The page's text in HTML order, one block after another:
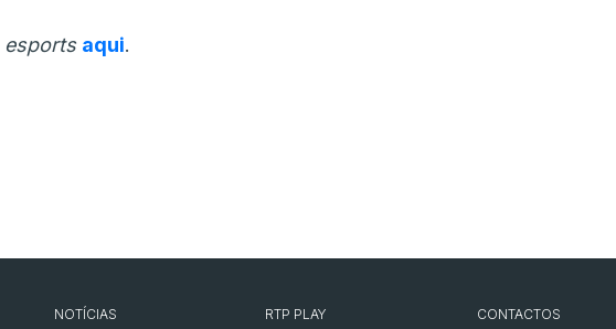
esports aqui.
NOTÍCIAS
RTP PLAY
CONTACTOS